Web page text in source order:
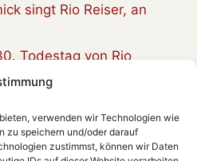
verwenden wir Technologien wie
zu speichern und/oder darauf
zustimmst, können wir Daten
singt Rio Reiser, an
Todestag von Rio
Kiezplatz
Parkfest im